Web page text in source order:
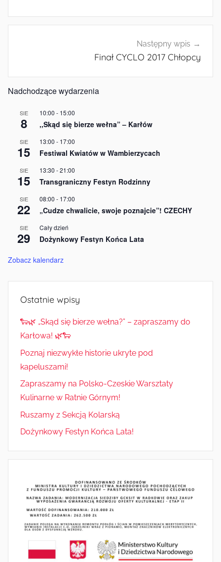
Następny wpis
Finał CYCLO 2017 Chłopcy
Nadchodzące wydarzenia
SIE
8
10:00 - 15:00
,,Skąd się bierze wełna” – Karłów
SIE
15
13:00 - 17:00
Festiwal Kwiatów w Wambierzycach
SIE
15
13:30 -21:00
Transgraniczny Festyn Rodzinny
SIE
22
08:00 - 17:00
„Cudze chwalicie, swoje poznajcie”! CZECHY
SIE
29
Cały dzień
Dożynkowy Festyn Końca Lata
Zobacz kalendarz
Ostatnie wpisy
🐑🌿 „Skąd się bierze wełna?” – zapraszamy do
Karłowa! 🌿🐑
Poznaj niezwykłe historie ukryte pod
kapeluszami!
Zapraszamy na Polsko-Czeskie Warsztaty
Kulinarne w Ratnie Górnym!
Ruszamy z Sekcją Kolarską
Dożynkowy Festyn Końca Lata!